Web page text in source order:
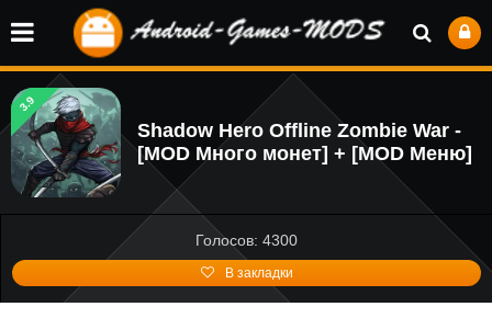
3.9
Shadow Hero Offline Zombie War -
[MOD Много монет] + [MOD Меню]
Голосов: 4300
В закладки